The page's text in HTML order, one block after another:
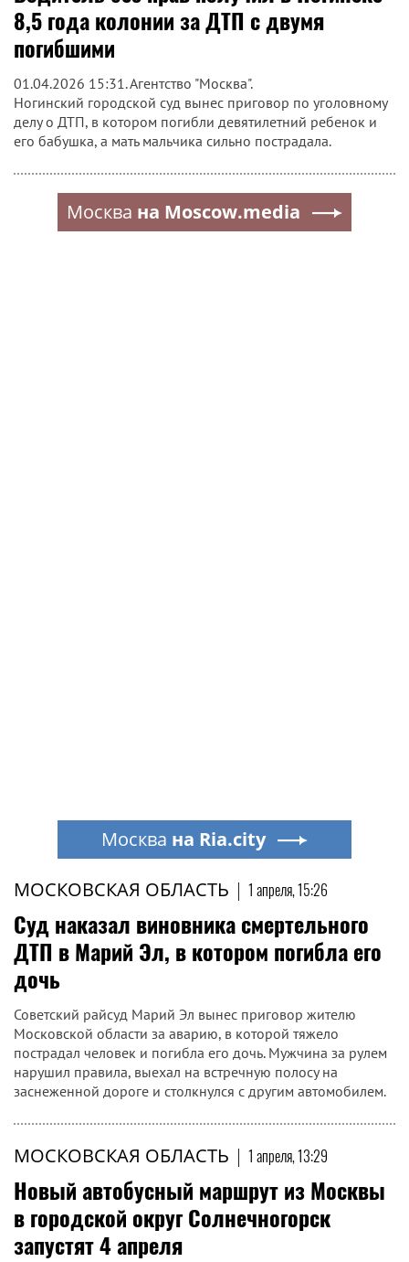
8,5 года колонии за ДТП с двумя
погибшими
01.04.2026 15:31. Агентство "Москва".
Ногинский городской суд вынес приговор по уголовному
делу о ДТП, в котором погибли девятилетний ребенок и
его бабушка, а мать мальчика сильно пострадала.
МОСКОВСКАЯ ОБЛАСТЬ | 1 апреля, 15:26
Суд наказал виновника смертельного
ДТП в Марий Эл, в котором погибла его
дочь
Советский райсуд Марий Эл вынес приговор жителю
Московской области за аварию, в которой тяжело
пострадал человек и погибла его дочь. Мужчина за рулем
нарушил правила, выехал на встречную полосу на
заснеженной дороге и столкнулся с другим автомобилем.
МОСКОВСКАЯ ОБЛАСТЬ | 1 апреля, 13:29
Новый автобусный маршрут из Москвы
в городской округ Солнечногорск
запустят 4 апреля
Москва на Moscow.media
Москва на Ria.city